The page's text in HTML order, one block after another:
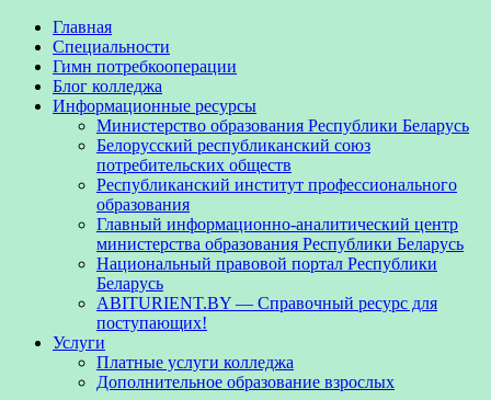
Главная
Специальности
Гимн потребкооперации
Блог колледжа
Информационные ресурсы
Министерство образования Республики Беларусь
Белорусский республиканский союз
потребительских обществ
Республиканский институт профессионального
образования
Главный информационно-аналитический центр
министерства образования Республики Беларусь
Национальный правовой портал Республики
Беларусь
ABITURIENT.BY — Справочный ресурс для
поступающих!
Услуги
Платные услуги колледжа
Дополнительное образование взрослых